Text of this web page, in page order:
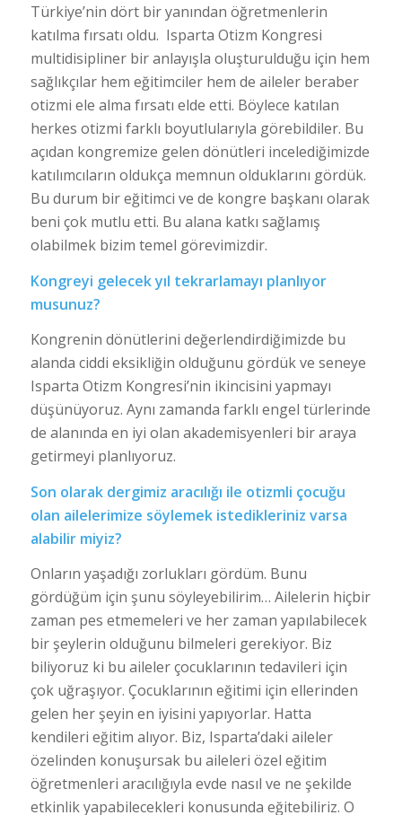
Türkiye’nin dört bir yanından öğretmenlerin
katılma fırsatı oldu. Isparta Otizm Kongresi
multidisipliner bir anlayışla oluşturulduğu için hem
sağlıkçılar hem eğitimciler hem de aileler beraber
otizmi ele alma fırsatı elde etti. Böylece katılan
herkes otizmi farklı boyutlularıyla görebildiler. Bu
açıdan kongremize gelen dönütleri incelediğimizde
katılımcıların oldukça memnun olduklarını gördük.
Bu durum bir eğitimci ve de kongre başkanı olarak
beni çok mutlu etti. Bu alana katkı sağlamış
olabilmek bizim temel görevimizdir.
Kongreyi gelecek yıl tekrarlamayı planlıyor
musunuz?
Kongrenin dönütlerini değerlendirdiğimizde bu
alanda ciddi eksikliğin olduğunu gördük ve seneye
Isparta Otizm Kongresi’nin ikincisini yapmayı
düşünüyoruz. Aynı zamanda farklı engel türlerinde
de alanında en iyi olan akademisyenleri bir araya
getirmeyi planlıyoruz.
Son olarak dergimiz aracılığı ile otizmli çocuğu
olan ailelerimize söylemek istedikleriniz varsa
alabilir miyiz?
Onların yaşadığı zorlukları gördüm. Bunu
gördüğüm için şunu söyleyebilirim… Ailelerin hiçbir
zaman pes etmemeleri ve her zaman yapılabilecek
bir şeylerin olduğunu bilmeleri gerekiyor. Biz
biliyoruz ki bu aileler çocuklarının tedavileri için
çok uğraşıyor. Çocuklarının eğitimi için ellerinden
gelen her şeyin en iyisini yapıyorlar. Hatta
kendileri eğitim alıyor. Biz, Isparta’daki aileler
özelinden konuşursak bu aileleri özel eğitim
öğretmenleri aracılığıyla evde nasıl ve ne şekilde
etkinlik yapabilecekleri konusunda eğitebiliriz. O